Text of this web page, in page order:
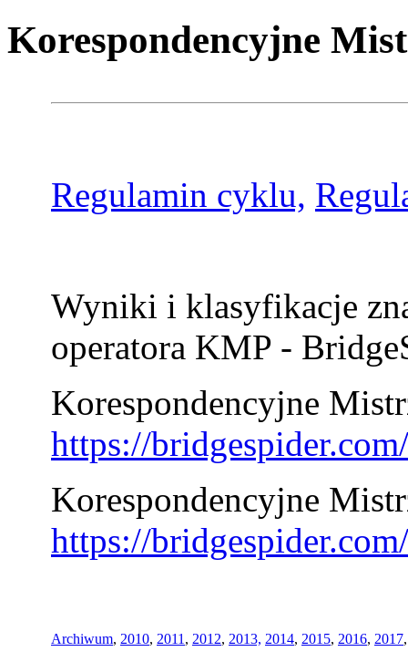
Korespondencyjne
Regulamin cyklu,
Wyniki i klasyfikacje
operatora KMP -
Korespondencyjne
https://
Korespondencyjne
https://
Archiwum, 2010, 2011 , 2012, 2013, 2014, 2015, 2016, 2017